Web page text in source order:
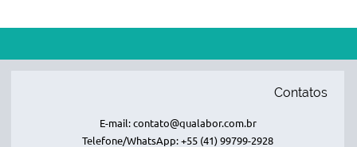
Contatos
E-mail: contato@qualabor.com.br
Telefone/WhatsApp: +55 (41) 99799-2928